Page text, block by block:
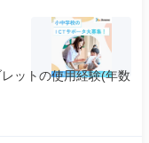
ットの使用経験(年数